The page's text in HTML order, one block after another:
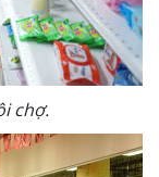
chợ.